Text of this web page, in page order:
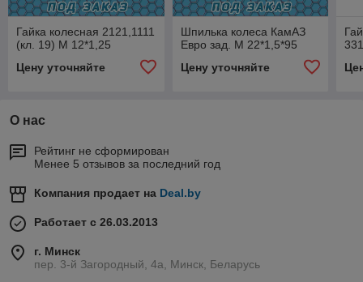
Гайка колесная 2121,1111
(кл. 19) М 12*1,25
Цену уточняйте
Шпилька колеса КамАЗ
Евро зад. М 22*1,5*95
Цену уточняйте
О нас
Рейтинг не сформирован
Менее 5 отзывов за последний год
Компания продает на Deal.by
Работает с 26.03.2013
г. Минск
пер. 3-й Загородный, 4а, Минск, Беларусь